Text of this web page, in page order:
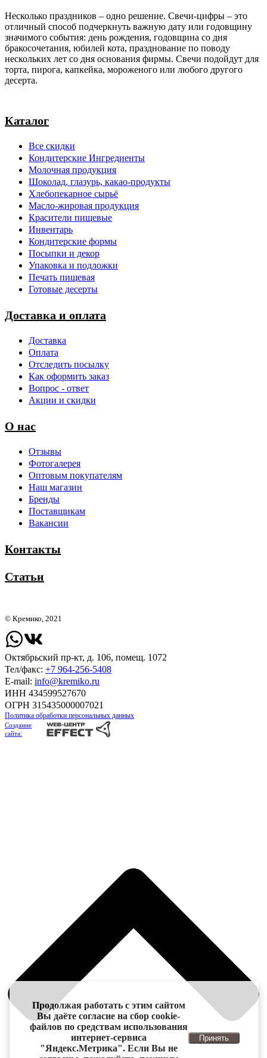
Несколько праздников – одно решение. Свечи-цифры – это
отличный способ подчеркнуть важную дату или годовщину
значимого события: день рождения, годовщина со дня
бракосочетания, юбилей кота, празднование по поводу
нескольких лет со дня основания фирмы. Свечи подойдут для
торта, пирога, капкейка, мороженого или любого другого
десерта.
Каталог
Все скидки
Кондитерские Ингредиенты
Молочная продукция
Шоколад, глазурь, какао-продукты
Хлебопекарное сырьё
Масло-жировая продукция
Красители пищевые
Инвентарь
Кондитерские формы
Посыпки и декор
Упаковка и подложки
Печать пищевая
Готовые десерты
Доставка и оплата
Доставка
Оплата
Отследить посылку
Как оформить заказ
Вопрос - ответ
Акции и скидки
О нас
Отзывы
Фотогалерея
Оптовым покупателям
Наш магазин
Бренды
Поставщикам
Вакансии
Контакты
Статьи
© Кремико, 2021
Октябрьский пр-кт, д. 106, помещ. 1072
Тел/факс: +7 964-256-5408
Е-mail: info@kremiko.ru
ИНН 434599527670
ОГРН 315435000007021
Политика обработки персональных данных
Создание
сайта:
Продолжая работать с этим сайтом
Вы даёте согласие на сбор cookie-
файлов по средствам использования
интернет-сервиса
"Яндекс.Метрика". Если Вы не
Принять